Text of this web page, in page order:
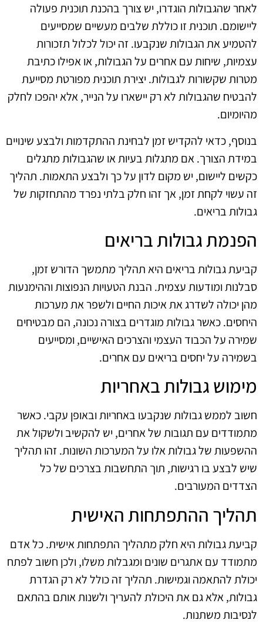
לאחר שהגבולות הוגדרו, יש צורך בהכנת תוכנית פעולה
ליישומם. תוכנית זו כוללת שלבים מעשיים שמסייעים
להטמיע את הגבולות שנקבעו. זה יכול לכלול תזכורות
עצמיות, שיחות עם אחרים על הגבולות, או אפילו כתיבת
מטרות שקשורות לגבולות. יצירת תוכנית מפורטת מסייעת
להבטיח שהגבולות לא רק יישארו על הנייר, אלא יהפכו לחלק
מהיומיום.
בנוסף, כדאי להקדיש זמן לבחינת ההתקדמות ולבצע שינויים
במידת הצורך. אם מתגלות בעיות או שהגבולות מתגלים
כקשים ליישום, יש מקום לדון על כך ולבצע התאמות. תהליך
זה עשוי לקחת זמן, אך זהו חלק בלתי נפרד מהתחזקות של
גבולות בריאים.
הפנמת גבולות בריאים
קביעת גבולות בריאים היא תהליך מתמשך הדורש זמן,
סבלנות ומודעות עצמית. הבנת הטעויות הנפוצות וההימנעות
מהן יכולה לשדרג את איכות החיים ולשפר את מערכות
היחסים. כאשר גבולות מוגדרים בצורה נכונה, הם מבטיחים
שמירה על הכבוד העצמי והצרכים האישיים, ומסייעים
בשמירה על יחסים בריאים עם אחרים.
מימוש גבולות באחריות
חשוב לממש גבולות שנקבעו באחריות ובאופן עקבי. כאשר
מתמודדים עם תגובות של אחרים, יש להקשיב ולשקול את
ההשפעות של גבולות אלו על המערכות השונות. זהו תהליך
שיש לבצע בו רגישות, תוך התחשבות בצרכים של כל
הצדדים המעורבים.
תהליך ההתפתחות האישית
קביעת גבולות היא חלק מתהליך התפתחות אישית. כל אדם
מתמודד עם אתגרים שונים ומגבלות משלו, ולכן חשוב לפתח
יכולת להתאמה וגמישות. תהליך זה כולל לא רק הגדרת
גבולות, אלא גם את היכולת להעריך ולשנות אותם בהתאם
לנסיבות משתנות.